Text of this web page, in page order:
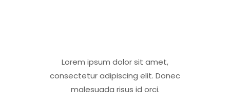
Lorem ipsum dolor sit amet,
consectetur adipiscing elit. Donec
malesuada risus id orci.